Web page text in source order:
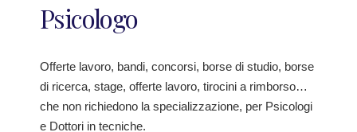
Psicologo
Offerte lavoro, bandi, concorsi, borse di studio, borse
di ricerca, stage, offerte lavoro, tirocini a rimborso…
che non richiedono la specializzazione, per Psicologi
e Dottori in tecniche.